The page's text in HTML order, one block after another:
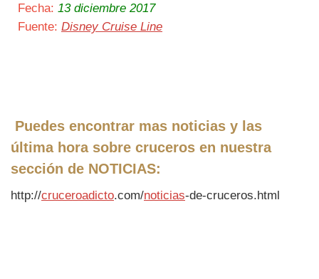
Fecha: 13 diciembre 2017
Fuente: Disney Cruise Line
Puedes encontrar mas noticias y las
última hora sobre cruceros en nuestra
sección de NOTICIAS:
http://cruceroadicto.com/noticias-de-cruceros.html